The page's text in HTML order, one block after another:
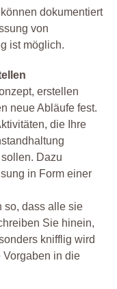
dokumentiert
von
ist möglich.
erstellen
neue Abläufe fest.
die Ihre
Dazu
in Form einer
so, dass alle sie
Sie hinein,
knifflig wird
Vorgaben in die